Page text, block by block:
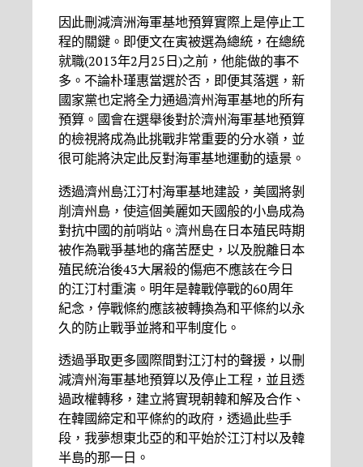
因此刪減濟洲海軍基地預算實際上是停止工
程的關鍵。即便文在寅被選為總統，在總統
就職(2013年2月25日)之前，他能做的事不
多。不論朴瑾惠當選於否，即便其落選，新
國家黨也定將全力通過濟州海軍基地的所有
預算。國會在選舉後對於濟州海軍基地預算
的檢視將成為此挑戰非常重要的分水嶺，並
很可能將決定此反對海軍基地運動的遠景。
透過濟州島江汀村海軍基地建設，美國將剝
削濟州島，使這個美麗如天國般的小島成為
對抗中國的前哨站。濟州島在日本殖民時期
被作為戰爭基地的痛苦歷史，以及脫離日本
殖民統治後43大屠殺的傷疤不應該在今日
的江汀村重演。明年是韓戰停戰的60周年
紀念，停戰條約應該被轉換為和平條約以永
久的防止戰爭並將和平制度化。
透過爭取更多國際間對江汀村的聲援，以刪
減濟州海軍基地預算以及停止工程，並且透
過政權轉移，建立將實現朝韓和解及合作、
在韓國締定和平條約的政府，透過此些手
段，我夢想東北亞的和平始於江汀村以及韓
半島的那一日。